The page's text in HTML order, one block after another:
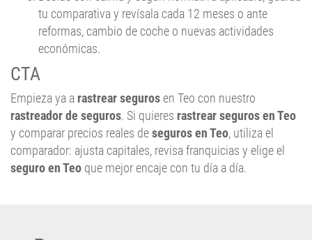
reformas, cambio de coche o nuevas actividades
económicas.
CTA
Empieza ya a
rastreador de seguros. Si quieres rastrear seguros en Teo
y comparar precios reales deseguros en Teo, utiliza el
comparador: ajusta capitales, revisa franquicias y elige el
seguro en Teoque mejor encaje con tu día a día.